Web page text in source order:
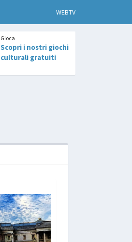
WEBTV
Gioca
Scopri i nostri giochi
culturali gratuiti